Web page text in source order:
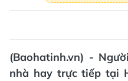
(Baohatinh.vn) -
nhà hay trực tiếp tại